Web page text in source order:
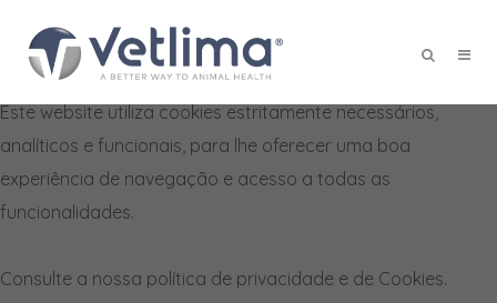
Defina as suas preferências de
cookies para este website.
Este website utiliza cookies estritamente necessários,
analíticos e funcionais, para lhe oferecer uma boa
experiência de navegação e acesso a todas as
funcionalidades.
Consulte a nossa política de privacidade e de Cookies.